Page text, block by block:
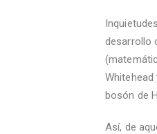
desarrollo
Whitehead
bosón de
Así, de